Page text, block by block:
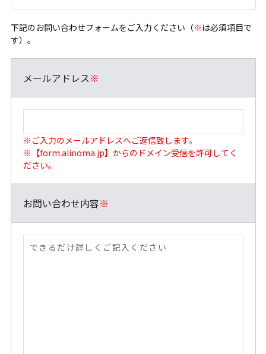
下記のお問い合わせフォームをご入力ください（※ は必須項目で
す）。
メールアドレス※
※ご入力のメールアドレスへご返信致します。
※【form.alinoma.jp】からのドメイン受信を許可してく
ださい。
お問い合わせ内容※